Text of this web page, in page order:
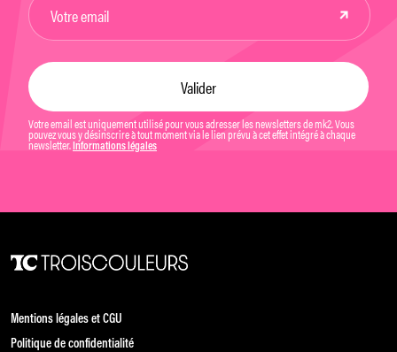
Votre email est uniquement utilisé pour vous adresser les newsletters de mk2. Vous
pouvez vous y désinscrire à tout moment via le lien prévu à cet effet intégré à chaque
newsletter. Informations légales
Mentions légales et CGU
Politique de confidentialité